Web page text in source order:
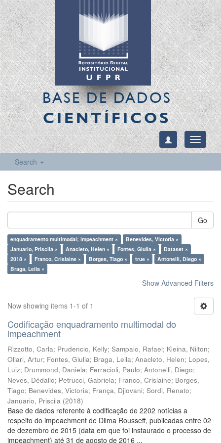
BASE DE DADOS
CIENTÍFICOS
Toggle
Search
Search
Go
enquadramento multimodal; impeachment ×
Benevides, Victoria ×
Januario, Priscila ×
Anacleto, Helen × Fontes, Giulia ×
Dataset ×
2018 ×
Franco, Crislaine × Borges, Tiago × true ×
Antonelli, Diego ×
Braga, Leila ×
Show Advanced Filters
Now showing items 1-1 of 1
Codificação enquadramento multimodal do
impeachment
Rizzotto, Carla; Prudencio, Kelly; Sampaio, Rafael; Kleina, Nilton;
Oliari, Artur; Fontes, Giulia; Braga, Leila; Anacleto, Helen; Lopes,
Luiz; Drummond, Daniela; Ferracioli, Paulo; Antonelli, Diego;
Neves, Dédallo; Petrucci, Gabriela; Franco, Crislaine; Borges,
Tiago; Benevides, Victoria; França, Djiovani; Sordi, Renato;
Januario, Priscila (2018)
Base de dados referente à codificação de 2202 notícias a
respeito do impeachment de Dilma Rousseff, publicadas entre 02
de dezembro de 2015 (data em que foi instaurado o processo de
impeachment) até 31 de agosto de 2016 ...